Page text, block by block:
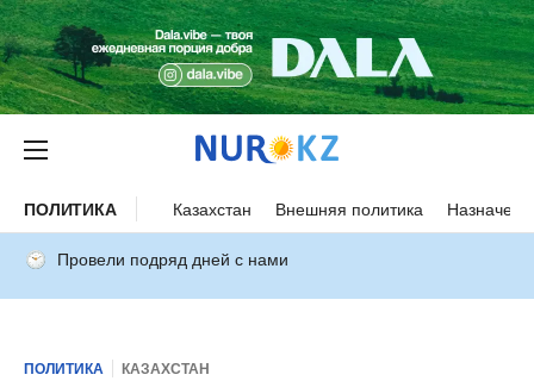
ПОЛИТИКА Казахстан Внешняя политика
Провели подряд дней с нами
ПОЛИТИКА КАЗАХСТАН